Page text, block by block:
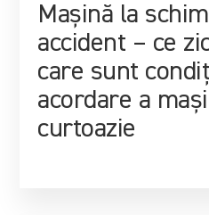
Mașină la
accident – ce
care sunt
acordare a
curtoazie